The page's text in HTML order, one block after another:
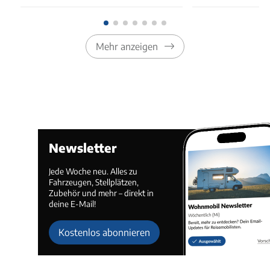
Mehr anzeigen
Newsletter
Jede Woche neu. Alles zu
Fahrzeugen, Stellplätzen,
Zubehör und mehr – direkt in
deine E-Mail!
Kostenlos abonnieren